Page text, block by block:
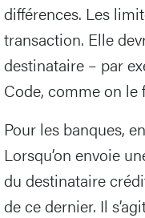
différences. Les
transaction. Elle
destinataire – par
Code, comme on le
Pour les banques,
Lorsqu’on envoie
du destinataire
de ce dernier. Il